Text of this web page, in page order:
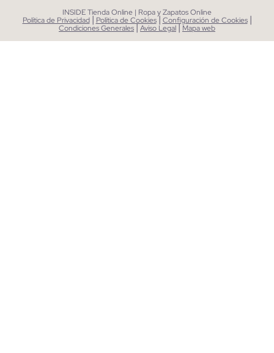
INSIDE Tienda Online | Ropa y Zapatos Online
Política de Privacidad | Política de Cookies| Configuración de Cookies |
Condiciones Generales|Aviso Legal| Mapa web